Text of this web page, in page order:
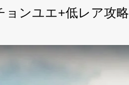
ョンユエ+低レア攻略